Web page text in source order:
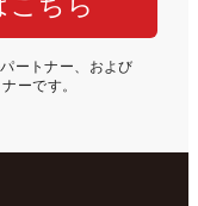
ートナー、および
ーです。